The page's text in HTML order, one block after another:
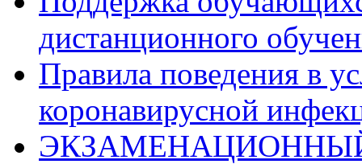
дистанционного
Правила поведения в
коронавирусной
ЭКЗАМЕНАЦИОННЫЙ